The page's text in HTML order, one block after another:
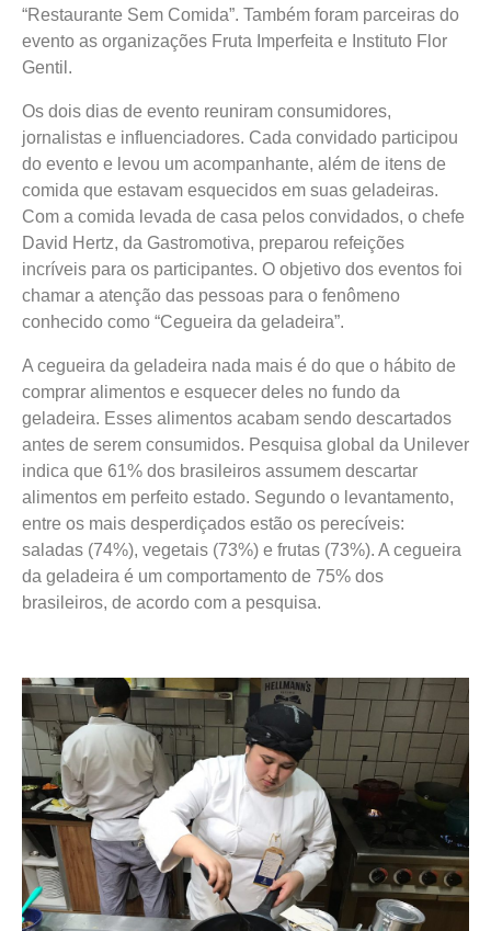
“Restaurante Sem Comida”. Também foram parceiras do
evento as organizações Fruta Imperfeita e Instituto Flor
Gentil.
Os dois dias de evento reuniram consumidores,
jornalistas e influenciadores. Cada convidado participou
do evento e levou um acompanhante, além de itens de
comida que estavam esquecidos em suas geladeiras.
Com a comida levada de casa pelos convidados, o chefe
David Hertz, da Gastromotiva, preparou refeições
incríveis para os participantes. O objetivo dos eventos foi
chamar a atenção das pessoas para o fenômeno
conhecido como “Cegueira da geladeira”.
A cegueira da geladeira nada mais é do que o hábito de
comprar alimentos e esquecer deles no fundo da
geladeira. Esses alimentos acabam sendo descartados
antes de serem consumidos. Pesquisa global da Unilever
indica que 61% dos brasileiros assumem descartar
alimentos em perfeito estado. Segundo o levantamento,
entre os mais desperdiçados estão os perecíveis:
saladas (74%), vegetais (73%) e frutas (73%). A cegueira
da geladeira é um comportamento de 75% dos
brasileiros, de acordo com a pesquisa.